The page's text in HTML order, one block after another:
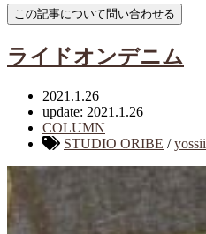
ライドオンデニム
2021.1.26
update: 2021.1.26
COLUMN
STUDIO ORIBE /yossii